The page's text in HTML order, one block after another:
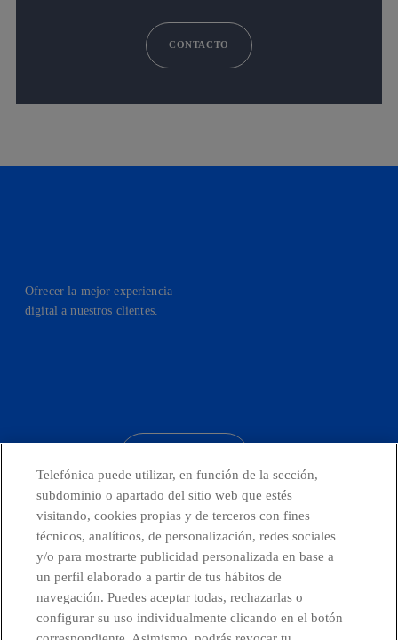
CONTACTO
Ofrecer la mejor experiencia
digital a nuestros clientes.
Países y Unidades emergentes
Canal de Denuncias
Telefónica puede utilizar, en función de la sección,
subdominio o apartado del sitio web que estés
visitando, cookies propias y de terceros con fines
técnicos, analíticos, de personalización, redes sociales
y/o para mostrarte publicidad personalizada en base a
un perfil elaborado a partir de tus hábitos de
navegación. Puedes aceptar todas, rechazarlas o
configurar su uso individualmente clicando en el botón